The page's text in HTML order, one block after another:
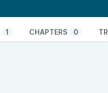
lui, ce projet tend
social au sein de la
est un programme
1 CHAPTERS 0